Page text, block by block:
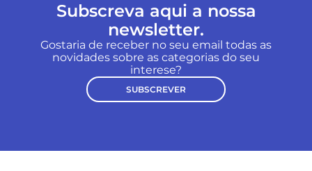
Subscreva aqui a nossa
newsletter.
Gostaria de receber no seu email todas as
novidades sobre as categorias do seu
interese?
SUBSCREVER